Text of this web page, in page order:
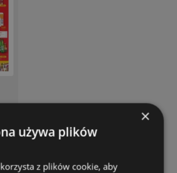
w pobliżu
×
używa plików
z plików cookie, aby